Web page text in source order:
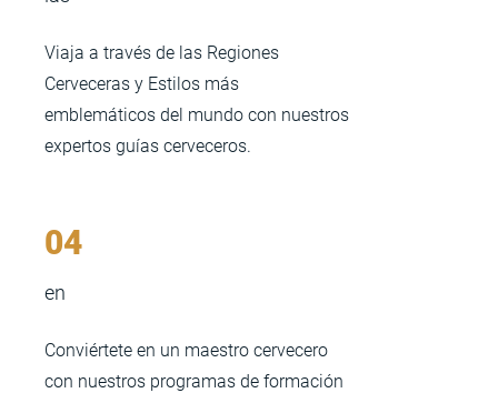
Viaja a través de las Regiones
Cerveceras y Estilos más
emblemáticos del mundo con nuestros
expertos guías cerveceros.
04
en
Conviértete en un maestro cervecero
con nuestros programas de formación